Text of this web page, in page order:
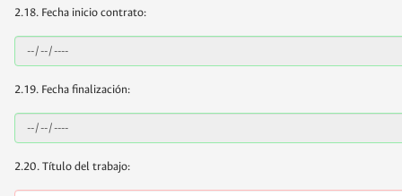
2.18. Fecha inicio contrato:
2.19. Fecha finalización:
2.20. Título del trabajo: